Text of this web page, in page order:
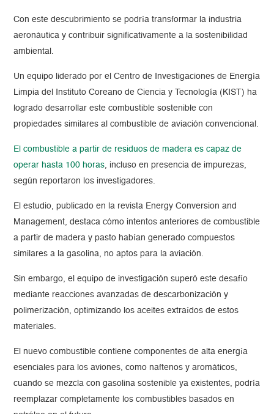
Con este descubrimiento se podría transformar la industria
aeronáutica y contribuir significativamente a la sostenibilidad
ambiental.
Un equipo liderado por el Centro de Investigaciones de Energía
Limpia del Instituto Coreano de Ciencia y Tecnología (KIST) ha
logrado desarrollar este combustible sostenible con
propiedades similares al combustible de aviación convencional.
El combustible a partir de residuos de madera es capaz de
operar hasta 100 horas, incluso en presencia de impurezas,
según reportaron los investigadores.
El estudio, publicado en la revista Energy Conversion and
Management, destaca cómo intentos anteriores de combustible
a partir de madera y pasto habían generado compuestos
similares a la gasolina, no aptos para la aviación.
Sin embargo, el equipo de investigación superó este desafío
mediante reacciones avanzadas de descarbonización y
polimerización, optimizando los aceites extraídos de estos
materiales.
El nuevo combustible contiene componentes de alta energía
esenciales para los aviones, como naftenos y aromáticos,
cuando se mezcla con gasolina sostenible ya existentes, podría
reemplazar completamente los combustibles basados en